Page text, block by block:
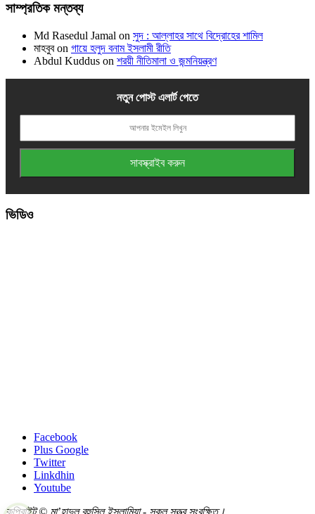
সাম্প্রতিক মন্তব্য
Md Rasedul Jamal on সুদ : আল্লাহর সাথে বিদ্রোহের শামিল
মাহবুবon গায়ে হলুদ বনাম ইসলামী রীতি
Abdul Kuddus on শরয়ী নীতিমালা ও জন্মনিয়ন্ত্রণ
নতুন পোস্ট এলার্ট পেতে
ভিডিও
Facebook
Plus Google
Twitter
Linkdhin
Youtube
কপিরাইট © মা’হাদুল বুহুসিল ইসলামিয়া - সকল সত্ত্ব সংরক্ষিত।